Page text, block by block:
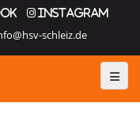
Instagram
schleiz.de